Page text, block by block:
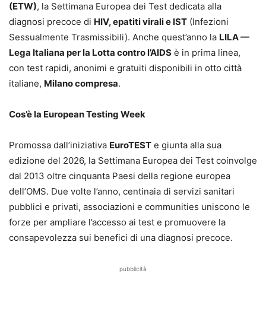
(ETW), la Settimana Europea dei Test dedicata alla
diagnosi precoce di HIV, epatiti virali e IST (Infezioni
Sessualmente Trasmissibili). Anche quest’anno la LILA —
Lega Italiana per la Lotta contro l’AIDS è in prima linea,
con test rapidi, anonimi e gratuiti disponibili in otto città
italiane, Milano compresa.
Cos’è la European Testing Week
Promossa dall’iniziativa EuroTEST e giunta alla sua
edizione del 2026, la Settimana Europea dei Test coinvolge
dal 2013 oltre cinquanta Paesi della regione europea
dell’OMS. Due volte l’anno, centinaia di servizi sanitari
pubblici e privati, associazioni e communities uniscono le
forze per ampliare l’accesso ai test e promuovere la
consapevolezza sui benefici di una diagnosi precoce.
pubblicità